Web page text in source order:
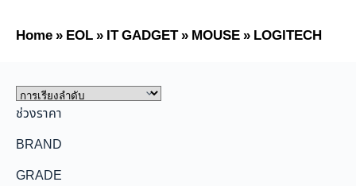
Home»EOL»IT GADGET»MOUSE»LOGITECH
ช่วงราคา
BRAND
GRADE